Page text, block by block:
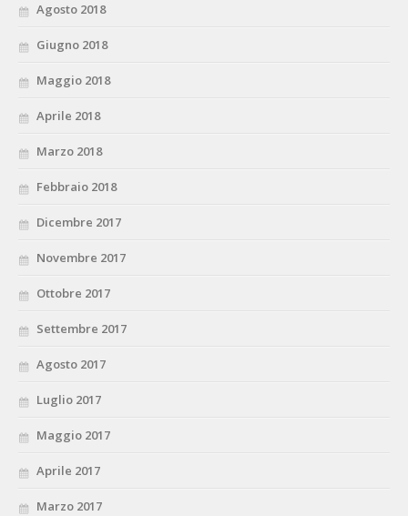
Agosto 2018
Giugno 2018
Maggio 2018
Aprile 2018
Marzo 2018
Febbraio 2018
Dicembre 2017
Novembre 2017
Ottobre 2017
Settembre 2017
Agosto 2017
Luglio 2017
Maggio 2017
Aprile 2017
Marzo 2017